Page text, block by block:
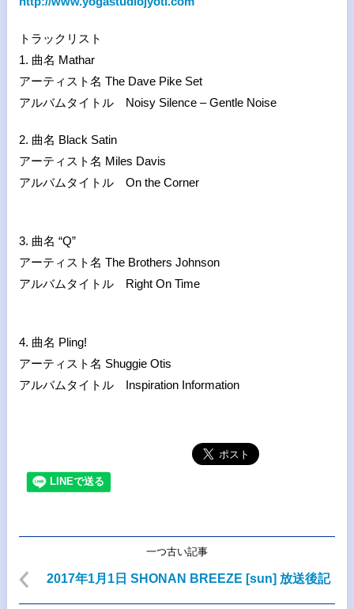
トラックリスト
1. 曲名 Mathar
アーティスト名 The Dave Pike Set
アルバムタイトル Noisy Silence – Gentle Noise
2. 曲名 Black Satin
アーティスト名 Miles Davis
アルバムタイトル On the Corner
3. 曲名 “Q”
アーティスト名 The Brothers Johnson
アルバムタイトル Right On Time
4. 曲名 Pling!
アーティスト名 Shuggie Otis
アルバムタイトル Inspiration Information
一つ古い記事
2017年1月1日 SHONAN BREEZE [sun] 放送後記